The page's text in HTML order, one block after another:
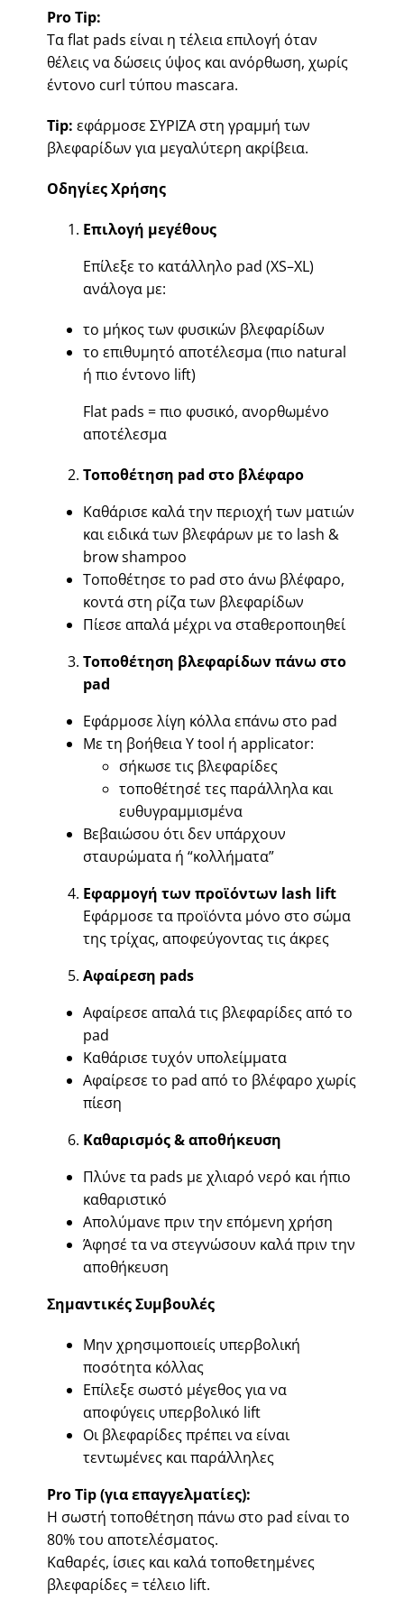
Pro Tip:
Τα flat pads είναι η τέλεια επιλογή όταν
θέλεις να δώσεις ύψος και ανόρθωση, χωρίς
έντονο curl τύπου mascara.
Tip: εφάρμοσε ΣΥΡΙΖΑ στη γραμμή των
βλεφαρίδων για μεγαλύτερη ακρίβεια.
Οδηγίες Χρήσης
Επιλογή μεγέθους
Επίλεξε το κατάλληλο pad (XS–XL)
ανάλογα με:
το μήκος των φυσικών βλεφαρίδων
το επιθυμητό αποτέλεσμα (πιο natural
ή πιο έντονο lift)
Flat pads = πιο φυσικό, ανορθωμένο
αποτέλεσμα
Τοποθέτηση pad στο βλέφαρο
Καθάρισε καλά την περιοχή των ματιών
και ειδικά των βλεφάρων με το lash &
brow shampoo
Τοποθέτησε το pad στο άνω βλέφαρο,
κοντά στη ρίζα των βλεφαρίδων
Πίεσε απαλά μέχρι να σταθεροποιηθεί
Τοποθέτηση βλεφαρίδων πάνω στο
pad
Εφάρμοσε λίγη κόλλα επάνω στο pad
Με τη βοήθεια Y tool ή applicator:
σήκωσε τις βλεφαρίδες
τοποθέτησέ τες παράλληλα και
ευθυγραμμισμένα
Βεβαιώσου ότι δεν υπάρχουν
σταυρώματα ή “κολλήματα”
Εφαρμογή των προϊόντων lash lift
Εφάρμοσε τα προϊόντα μόνο στο σώμα
της τρίχας, αποφεύγοντας τις άκρες
Αφαίρεση pads
Αφαίρεσε απαλά τις βλεφαρίδες από το
pad
Καθάρισε τυχόν υπολείμματα
Αφαίρεσε το pad από το βλέφαρο χωρίς
πίεση
Καθαρισμός & αποθήκευση
Πλύνε τα pads με χλιαρό νερό και ήπιο
καθαριστικό
Απολύμανε πριν την επόμενη χρήση
Άφησέ τα να στεγνώσουν καλά πριν την
αποθήκευση
Σημαντικές Συμβουλές
Μην χρησιμοποιείς υπερβολική
ποσότητα κόλλας
Επίλεξε σωστό μέγεθος για να
αποφύγεις υπερβολικό lift
Οι βλεφαρίδες πρέπει να είναι
τεντωμένες και παράλληλες
Pro Tip (για επαγγελματίες):
Η σωστή τοποθέτηση πάνω στο pad είναι το
80% του αποτελέσματος.
Καθαρές, ίσιες και καλά τοποθετημένες
βλεφαρίδες = τέλειο lift.